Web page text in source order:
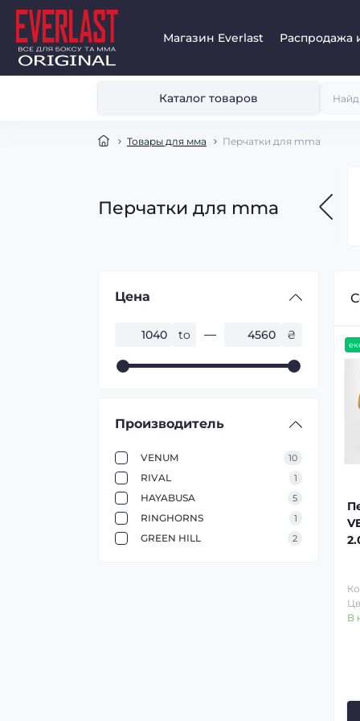
Магазин Everlast Распродажа
Каталог товаров
Товары для мма Перчатки для mma
Перчатки для mma
Цена
to ₴
Производитель
VENUM 10
RIVAL 1
HAYABUSA 5
RINGHORNS 1
GREEN HILL 2
В